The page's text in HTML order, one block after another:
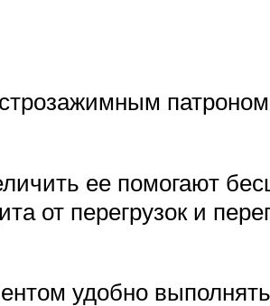
ее помогают
от перегрузок и
удобно